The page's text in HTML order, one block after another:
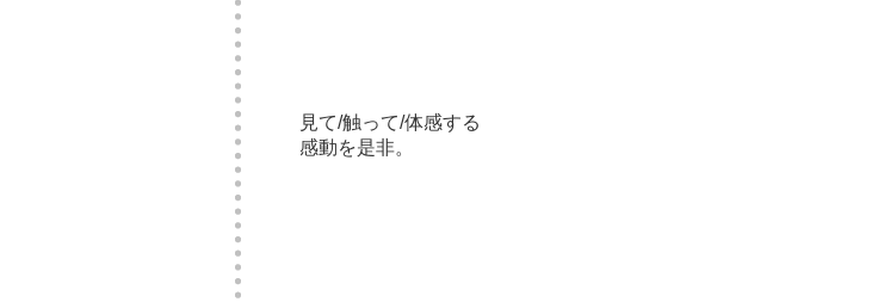
見て/触って/体感する
感動を是非。